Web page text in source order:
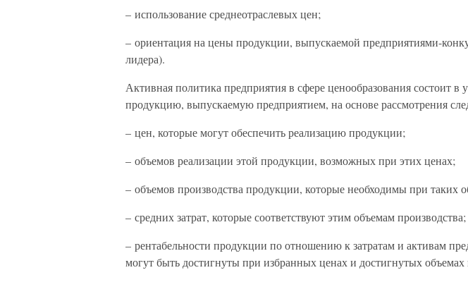
– использование среднеотраслевых цен;
– ориентация на цены продукции, выпускаемой предприятиями-
лидера).
Активная политика предприятия в сфере ценообразования состоит в
продукцию, выпускаемую предприятием, на основе рассмотрения
– цен, которые могут обеспечить реализацию продукции;
– объемов реализации этой продукции, возможных при этих ценах;
– объемов производства продукции, которые необходимы при таких
– средних затрат, которые соответствуют этим объемам производства;
– рентабельности продукции по отношению к затратам и активам
могут быть достигнуты при избранных ценах и достигнутых объемах